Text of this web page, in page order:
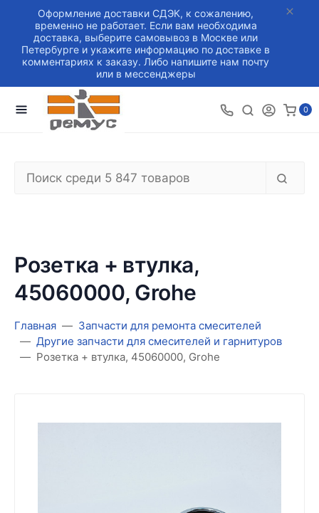
Оформление доставки СДЭК, к сожалению,
временно не работает. Если вам необходима
доставка, выберите самовывоз в Москве или
Петербурге и укажите информацию по доставке в
комментариях к заказу. Либо напишите нам почту
или в мессенджеры
0
Розетка + втулка,
45060000, Grohe
Главная
Запчасти для ремонта смесителей
Другие запчасти для смесителей и гарнитуров
Розетка + втулка, 45060000, Grohe